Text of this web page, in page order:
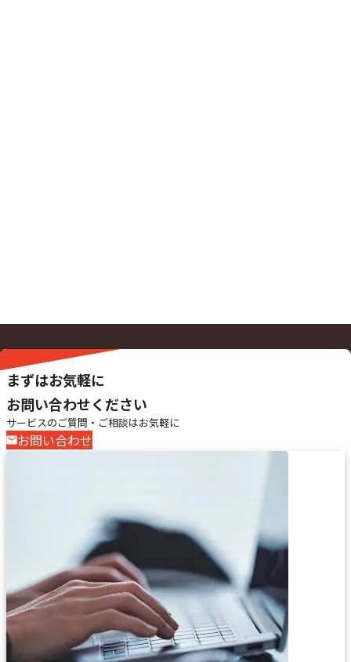
まずはお気軽に
お問い合わせください
サービスのご質問・ご相談はお気軽に
お問い合わせ